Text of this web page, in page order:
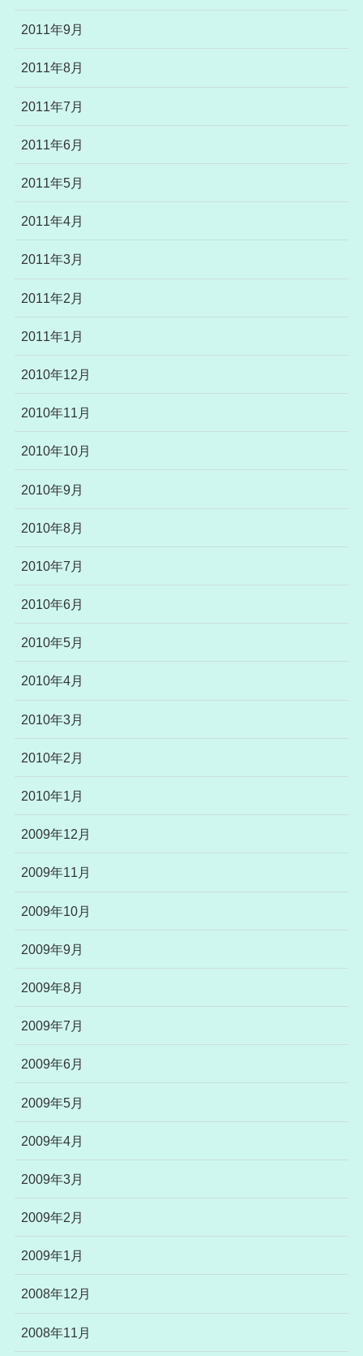
2011年9月
2011年8月
2011年7月
2011年6月
2011年5月
2011年4月
2011年3月
2011年2月
2011年1月
2010年12月
2010年11月
2010年10月
2010年9月
2010年8月
2010年7月
2010年6月
2010年5月
2010年4月
2010年3月
2010年2月
2010年1月
2009年12月
2009年11月
2009年10月
2009年9月
2009年8月
2009年7月
2009年6月
2009年5月
2009年4月
2009年3月
2009年2月
2009年1月
2008年12月
2008年11月